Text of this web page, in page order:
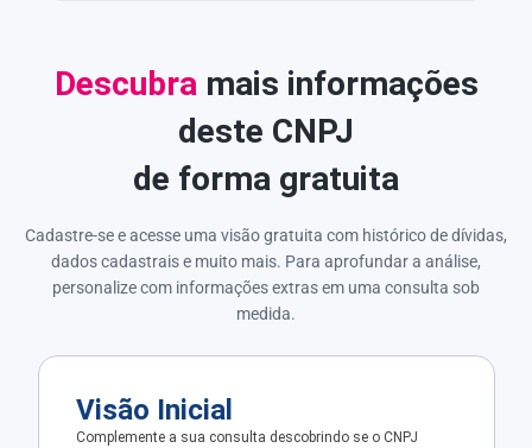
Descubra mais informações
deste CNPJ
de forma gratuita
Cadastre-se e acesse uma visão gratuita com histórico de dívidas,
dados cadastrais e muito mais. Para aprofundar a análise,
personalize com informações extras em uma consulta sob
medida.
Visão Inicial
Complemente a sua consulta descobrindo se o CNPJ